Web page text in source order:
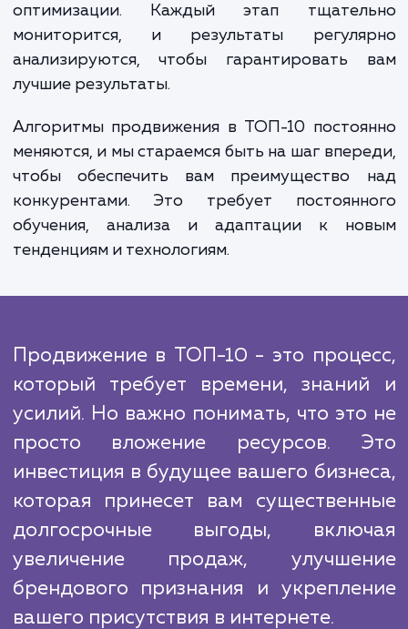
очередь увеличивает продажи и
Кроме того, посещаемость сайта и
сознание значительно увеличиваются,
приводит к росту брендового признания.
Процесс работы состоит из нескольких
Начинаем мы с анализа сайта и
ключевых слов и конкурентов.
переходим к оптимизации сайта,
оптимизации контента,
анализируются, чтобы гарантировать
лучшие результаты.
Алгоритмы продвижения в ТОП-10
меняются, и мы стараемся быть на шаг
конкурентами. Это требует
обучения, анализа и адаптации к
тенденциям и технологиям.